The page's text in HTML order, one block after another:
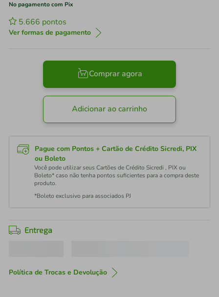
No pagamento com Pix
5.666 pontos
Ver formas de pagamento
Comprar agora
Adicionar ao carrinho
Pague com Pontos + Cartão de Crédito Sicredi, PIX
ou Boleto
Você pode utilizar seus Cartões de Crédito Sicredi , PIX ou
Boleto* caso não tenha pontos suficientes para a compra deste
produto.
*Boleto exclusivo para associados PJ
Entrega
Política de Trocas e Devolução